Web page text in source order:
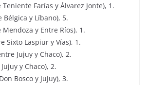
Farías y Álvarez Jonte), 1.
y Líbano), 5.
y Entre Ríos), 1.
Sixto Laspiur y Vías), 1.
Jujuy y Chaco), 2.
y Chaco), 2.
Bosco y Jujuy), 3.